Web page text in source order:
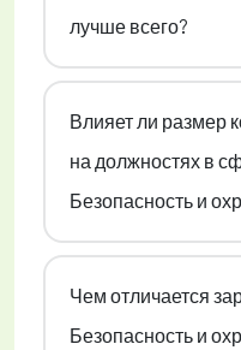
лучше всего?
Влияет ли размер
на должностях в
Безопасность и
Чем отличается
Безопасность и